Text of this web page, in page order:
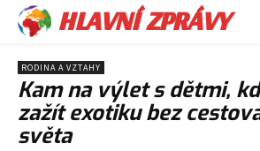
HLAVNÍ ZPRÁVY
RODINA A VZTAHY
Kam na výlet s dětmi,
zažít exotiku bez
světa